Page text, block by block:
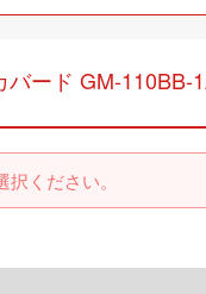
ード GM-110BB-
ください。